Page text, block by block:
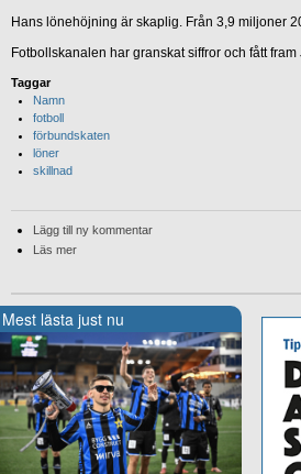
Hans lönehöjning är skaplig. Från 3,9 miljoner
Fotbollskanalen har granskat siffror och fått
Taggar
Namn
fotboll
förbundskaten
löner
skillnad
Lägg till ny kommentar
Läs mer
Mest lästa just nu